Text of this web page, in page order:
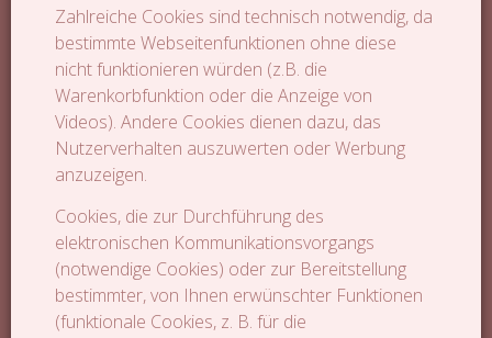
Zahlreiche Cookies sind technisch notwendig, da
bestimmte Webseitenfunktionen ohne diese
nicht funktionieren würden (z.B. die
Warenkorbfunktion oder die Anzeige von
Videos). Andere Cookies dienen dazu, das
Nutzerverhalten auszuwerten oder Werbung
anzuzeigen.
Cookies, die zur Durchführung des
elektronischen Kommunikationsvorgangs
(notwendige Cookies) oder zur Bereitstellung
bestimmter, von Ihnen erwünschter Funktionen
(funktionale Cookies, z. B. für die